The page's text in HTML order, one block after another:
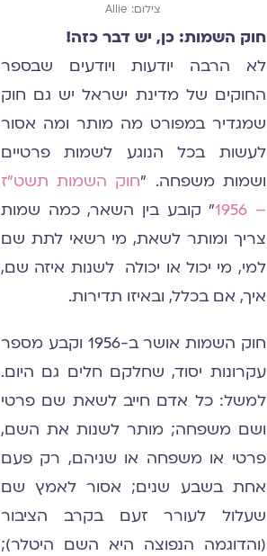
צילום: Allie
חוק השמות: כן, יש דבר כזה!
לא הרבה יודעות ויודעים שבספר
החוקים של מדינת ישראל יש גם חוק
שמגדיר במפורט מה מותר ומה אסור
לעשות בכל הנוגע לשמות פרטיים
ושמות משפחה. "חוק השמות תשט"ז
– 1956
" קובע בין השאר, כמה שמות
צריך ומותר לשאת, מי רשאי לתת שם
למי, מי יכול או יכולה לשנות איזה שם,
איך, אם בכלל, ובאיזו תדירות.
חוק השמות אושר ב-1956 וקבע מספר
עקרונות יסוד, שחלקם חלים גם היום.
למשל: כל אדם חייב לשאת שם פרטי
ושם משפחה; מותר לשנות את השם,
פרטי או משפחה או שניהם, רק פעם
אחת בשבע שנים; אסור לאמץ שם
שעלול לעורר זעם בקרב הציבור
(והדוגמה הנפוצה היא השם היטלר);